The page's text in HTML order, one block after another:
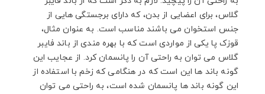
گلاس، برای اعضایی از بدن، که دارای برجستگی هایی از
جنس استخوان می باشند مناسب است. به عنوان مثال،
قوزک پا یکی از مواردی است که با بهره مندی از باند فایبر
گلاس می توان به راحتی آن را پانسمان کرد. از عجایب این
گونه باند ها این است که در هنگامی که زخم با استفاده از
این گونه باند ها پانسمان شده است، به راحتی می توان